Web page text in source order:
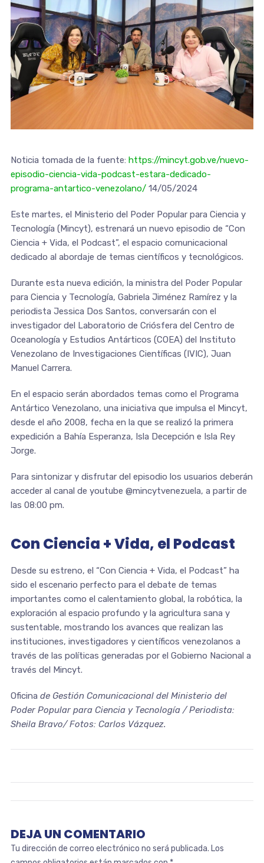
Noticia tomada de la fuente: https://mincyt.gob.ve/nuevo-
episodio-ciencia-vida-podcast-estara-dedicado-
programa-antartico-venezolano/14/05/2024
Este martes, el Ministerio del Poder Popular para Ciencia y
Tecnología (Mincyt), estrenará un nuevo episodio de “Con
Ciencia + Vida, el Podcast”, el espacio comunicacional
dedicado al abordaje de temas científicos y tecnológicos.
Durante esta nueva edición, la ministra del Poder Popular
para Ciencia y Tecnología, Gabriela Jiménez Ramírez y la
periodista Jessica Dos Santos, conversarán con el
investigador del Laboratorio de Criósfera del Centro de
Oceanología y Estudios Antárticos (COEA) del Instituto
Venezolano de Investigaciones Científicas (IVIC), Juan
Manuel Carrera.
En el espacio serán abordados temas como el Programa
Antártico Venezolano, una iniciativa que impulsa el Mincyt,
desde el año 2008, fecha en la que se realizó la primera
expedición a Bahía Esperanza, Isla Decepción e Isla Rey
Jorge.
Para sintonizar y disfrutar del episodio los usuarios deberán
acceder al canal de youtube @mincytvenezuela, a partir de
las 08:00 pm.
Con Ciencia + Vida, el Podcast
Desde su estreno, el “Con Ciencia + Vida, el Podcast” ha
sido el escenario perfecto para el debate de temas
importantes como el calentamiento global, la robótica, la
exploración al espacio profundo y la agricultura sana y
sustentable, mostrando los avances que realizan las
instituciones, investigadores y científicos venezolanos a
través de las políticas generadas por el Gobierno Nacional a
través del Mincyt.
Oficina de Gestión Comunicacional del Ministerio del
Poder Popular para Ciencia y Tecnología / Periodista:
Sheila Bravo/ Fotos: Carlos Vázquez.
DEJA UN COMENTARIO
Tu dirección de correo electrónico no será publicada. Los